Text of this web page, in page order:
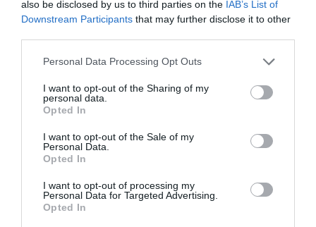
also be disclosed by us to third parties on the IAB’s List of
Downstream Participants that may further disclose it to other
Personal Data Processing Opt Outs
I want to opt-out of the Sharing of my
personal data.
Opted In
I want to opt-out of the Sale of my
Personal Data.
Opted In
I want to opt-out of processing my
Personal Data for Targeted Advertising.
Opted In